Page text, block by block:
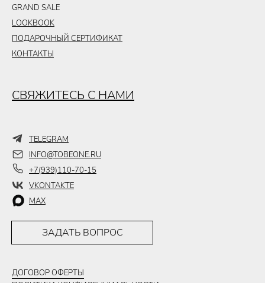
TELEGRAM
INFO@TOBEONE.RU
+7(939)110-70-15
VKONTAKTE
MAX
ДОГОВОР ОФЕРТЫ
GRAND SALE
LOOKBOOK
ПОДАРОЧНЫЙ СЕРТИФИКАТ
КОНТАКТЫ
СВЯЖИТЕСЬ С НАМИ
ЗАДАТЬ ВОПРОС